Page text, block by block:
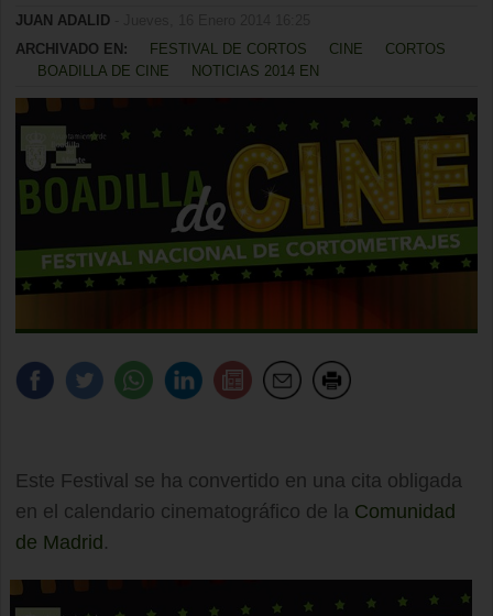
JUAN ADALID
ARCHIVADO EN:
FESTIVAL DE CORTOS CINE
CORTOS
BOADILLA DE CINE
NOTICIAS 2014 EN
Este Festival se ha convertido en una cita obligada
en el calendario cinematográfico de la Comunidad
de Madrid .